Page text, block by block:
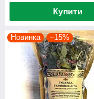
Купити
Новинка –15%